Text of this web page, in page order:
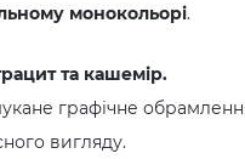
монокольорі.
та кашемір.
графічне
вигляду.